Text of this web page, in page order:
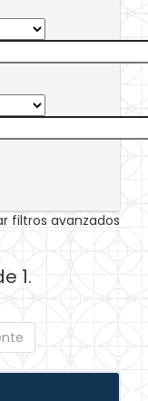
filtros avanzados
1.